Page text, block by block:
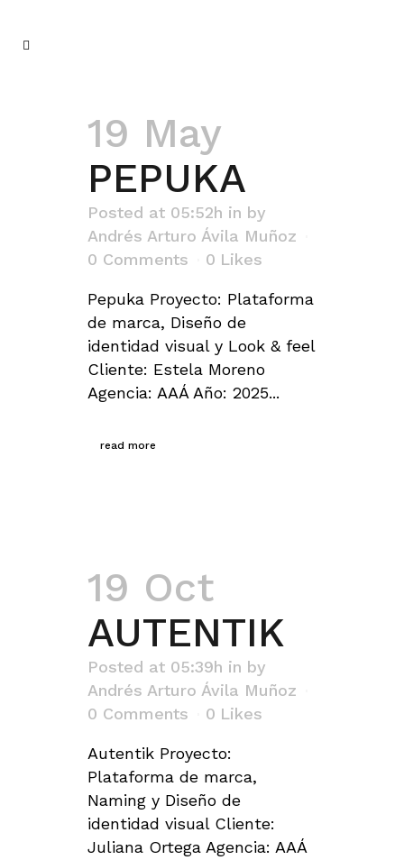
19 May
PEPUKA
Posted at 05:52h in by
Andrés Arturo Ávila Muñoz
0 Comments
0 Likes
Pepuka Proyecto: Plataforma
de marca, Diseño de
identidad visual y Look & feel
Cliente: Estela Moreno
Agencia: AAÁ Año: 2025...
read more
19 Oct
AUTENTIK
Posted at 05:39h in by
Andrés Arturo Ávila Muñoz
0 Comments
0 Likes
Autentik Proyecto:
Plataforma de marca,
Naming y Diseño de
identidad visual Cliente:
Juliana Ortega Agencia: AAÁ